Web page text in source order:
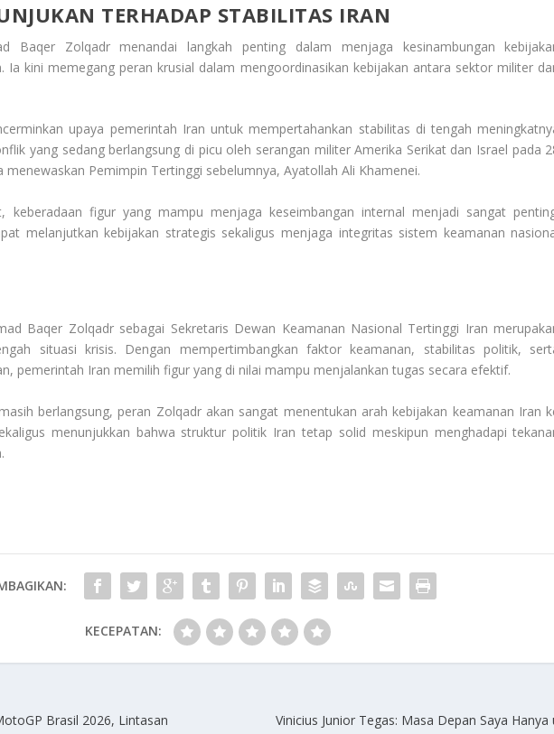
TERHADAP STABILITAS IRAN
Baqer Zolqadr menandai langkah penting dalam menjaga kesinambungan
Ia kini memegang peran krusial dalam mengoordinasikan kebijakan antara sektor militer
upaya pemerintah Iran untuk mempertahankan stabilitas di tengah
yang sedang berlangsung di picu oleh serangan militer Amerika Serikat dan Israel pada
menewaskan Pemimpin Tertinggi sebelumnya, Ayatollah Ali Khamenei.
keberadaan figur yang mampu menjaga keseimbangan internal menjadi sangat
melanjutkan kebijakan strategis sekaligus menjaga integritas sistem keamanan
Baqer Zolqadr sebagai Sekretaris Dewan Keamanan Nasional Tertinggi Iran
situasi krisis. Dengan mempertimbangkan faktor keamanan, stabilitas politik,
pemerintah Iran memilih figur yang di nilai mampu menjalankan tugas secara efektif.
berlangsung, peran Zolqadr akan sangat menentukan arah kebijakan keamanan Iran
menunjukkan bahwa struktur politik Iran tetap solid meskipun menghadapi
KECEPATAN:
Brasil 2026, Lintasan
Vinicius Junior Tegas: Masa Depan Saya Hanya